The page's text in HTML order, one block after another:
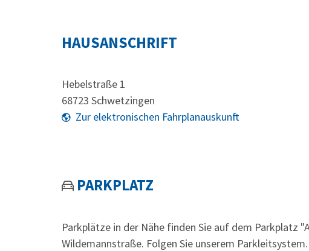
HAUSANSCHRIFT
Hebelstraße 1
68723 Schwetzingen
Zur elektronischen Fahrplanauskunft
PARKPLATZ
Parkplätze in der Nähe finden Sie auf dem Parkplatz
Wildemannstraße. Folgen Sie unserem Parkleitsystem.